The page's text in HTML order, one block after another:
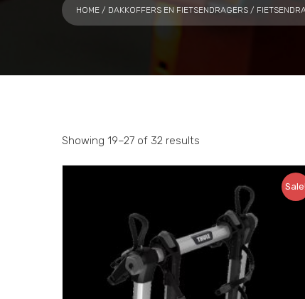
HOME / DAKKOFFERS EN FIETSENDRAGERS /
Showing 19–27 of 32 results
Sale!